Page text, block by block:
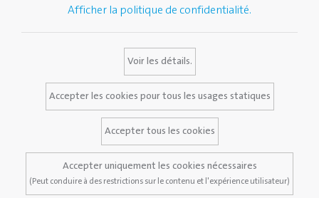
Certificats Pelikan
Services Contact
Politique de confidentialité
Modalités et conditions
Afficher la politique de confidentialité.
Voir les détails.
Accepter les cookies pour tous les usages statiques
Accepter tous les cookies
Accepter uniquement les cookies nécessaires
(Peut conduire à des restrictions sur le contenu et l'expérience utilisateur)